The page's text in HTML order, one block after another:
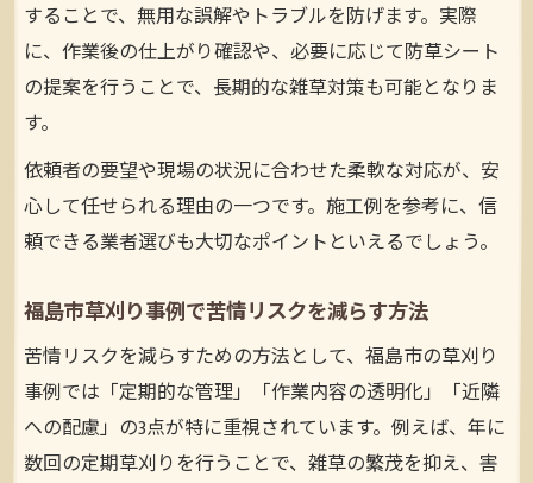
することで、無用な誤解やトラブルを防げます。実際
に、作業後の仕上がり確認や、必要に応じて防草シート
の提案を行うことで、長期的な雑草対策も可能となりま
す。
依頼者の要望や現場の状況に合わせた柔軟な対応が、安
心して任せられる理由の一つです。施工例を参考に、信
頼できる業者選びも大切なポイントといえるでしょう。
福島市草刈り事例で苦情リスクを減らす方法
苦情リスクを減らすための方法として、福島市の草刈り
事例では「定期的な管理」「作業内容の透明化」「近隣
への配慮」の3点が特に重視されています。例えば、年に
数回の定期草刈りを行うことで、雑草の繁茂を抑え、害